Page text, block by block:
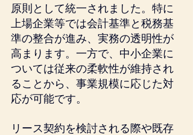
原則として統一されました。特に
上場企業等では会計基準と税務基
準の整合が進み、実務の透明性が
高まります。一方で、中小企業に
ついては従来の柔軟性が維持され
ることから、事業規模に応じた対
応が可能です。
リース契約を検討される際や既存